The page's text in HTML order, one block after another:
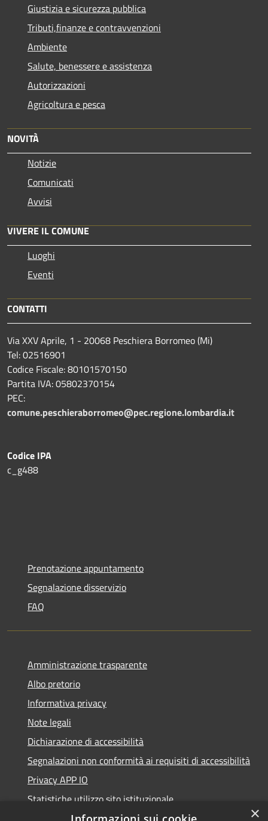
Giustizia e sicurezza pubblica
Tributi,finanze e contravvenzioni
Ambiente
Salute, benessere e assistenza
Autorizzazioni
Agricoltura e pesca
NOVITÀ
Notizie
Comunicati
Avvisi
VIVERE IL COMUNE
Luoghi
Eventi
CONTATTI
Via XXV Aprile, 1 - 20068 Peschiera Borromeo (Mi)
Tel: 02516901
Codice Fiscale: 80101570150
Partita IVA: 05802370154
PEC:
comune.peschieraborromeo@pec.regione.lombardia.it
Codice IPA
c_g488
Prenotazione appuntamento
Segnalazione disservizio
FAQ
Amministrazione trasparente
Albo pretorio
Informativa privacy
Note legali
Dichiarazione di accessibilità
Segnalazioni non conformità ai requisiti di accessibilità
Privacy APP IO
Statistiche utilizzo sito istituzionale
Qualità dei Servizi Comunali
×